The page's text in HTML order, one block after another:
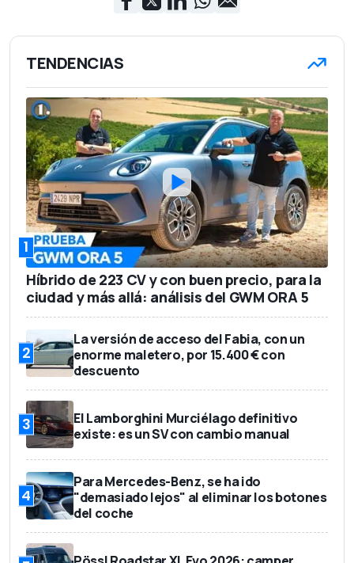
TENDENCIAS
1
Híbrido de 223 CV y con buen precio, para la
ciudad y más allá: análisis del GWM ORA 5
2
La versión de acceso del Fabia, con un
enorme maletero, por 15.400 € con
descuento
3
El Lamborghini Murciélago definitivo
existe: es un SV con cambio manual
4
Para Mercedes-Benz, se ha ido
"demasiado lejos" al eliminar los botones
del coche